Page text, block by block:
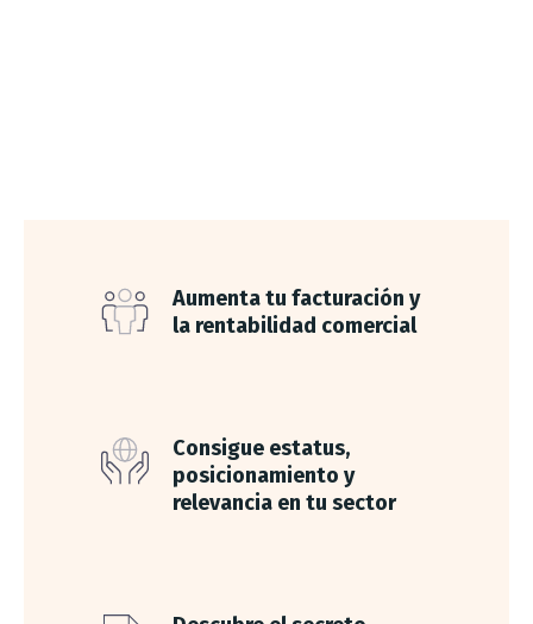
Aumenta tu facturación y
la rentabilidad comercial
Consigue estatus,
posicionamiento y
relevancia en tu sector